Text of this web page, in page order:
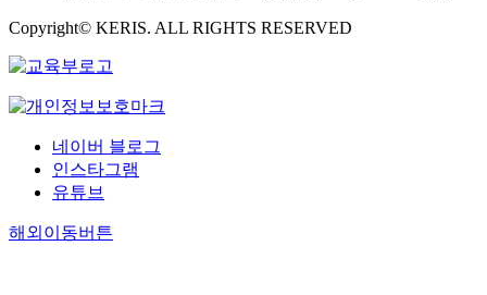
Copyright© KERIS. ALL RIGHTS RESERVED
네이버 블로그
인스타그램
유튜브
해외이동버튼